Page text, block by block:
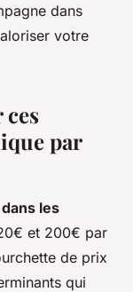
dans
votre
par
les
et 200€ par
de prix
qui